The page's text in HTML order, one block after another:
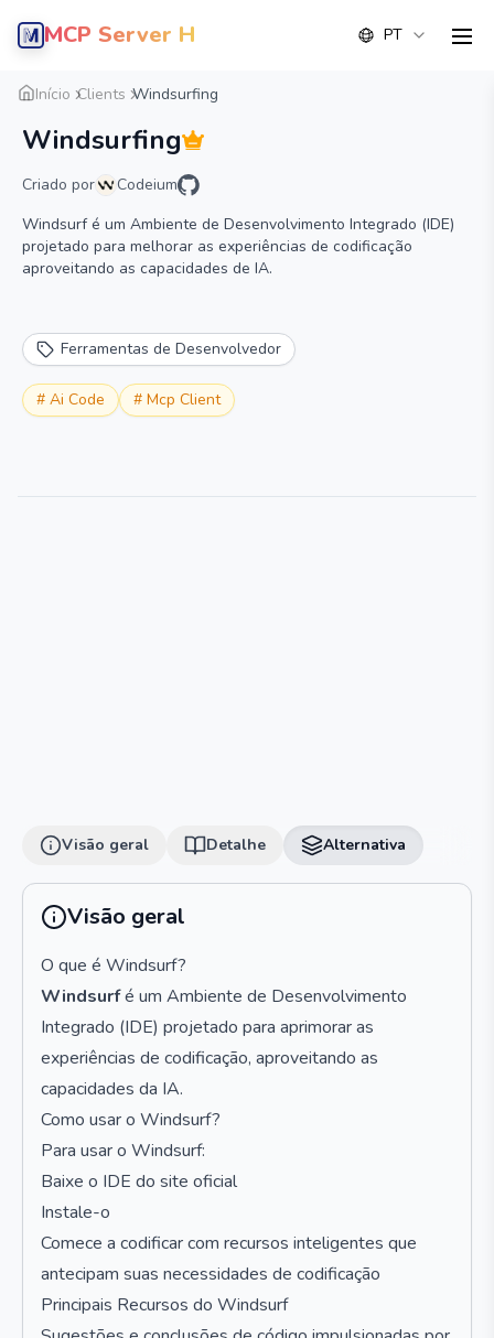
MCP Server Hub PT
Início Clients Windsurfing
Windsurfing
Criado por
Codeium
Windsurf é um Ambiente de Desenvolvimento Integrado (IDE)
projetado para melhorar as experiências de codificação
aproveitando as capacidades de IA.
Ferramentas de Desenvolvedor
# Ai Code # Mcp Client
Visão geral
Visão geral Detalhe Alternativa
Visão geral
O que é Windsurf?
Windsurfé um Ambiente de Desenvolvimento
Integrado (IDE) projetado para aprimorar as
experiências de codificação, aproveitando as
capacidades da IA.
Como usar o Windsurf?
Para usar o Windsurf:
Baixe o IDE do site oficial
Instale-o
Comece a codificar com recursos inteligentes que
antecipam suas necessidades de codificação
Principais Recursos do Windsurf